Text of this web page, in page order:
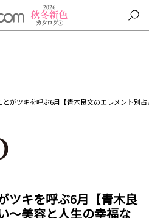
とがツキを呼ぶ6月【青木良文のエレメント別
ツキを呼ぶ6月【青木良
～美容と人生の幸福な